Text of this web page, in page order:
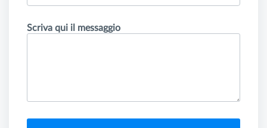
Scriva qui il messaggio